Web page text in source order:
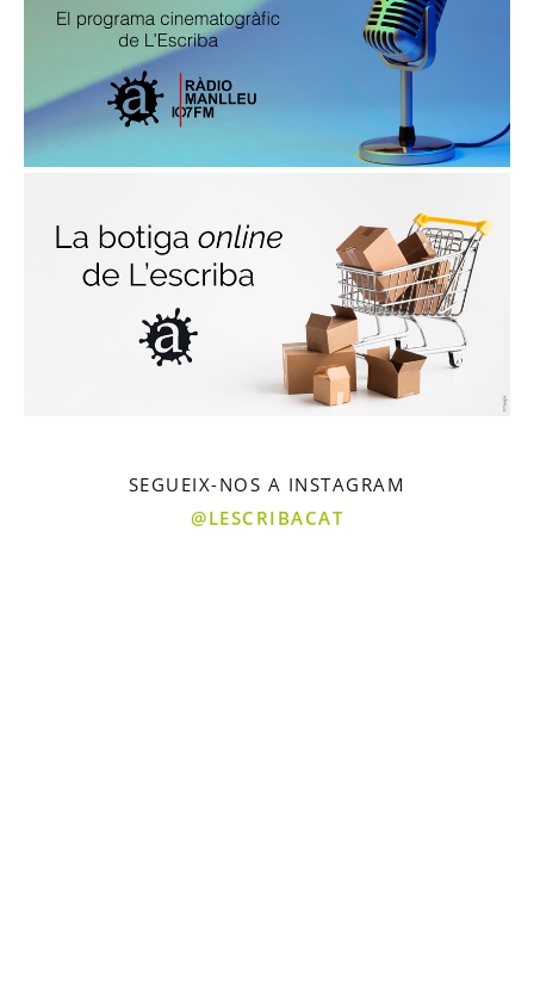
SEGUEIX-NOS A INSTAGRAM
@LESCRIBACAT